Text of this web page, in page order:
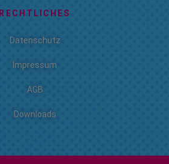
RECHTLICHES
Datenschutz
Impressum
AGB
Downloads